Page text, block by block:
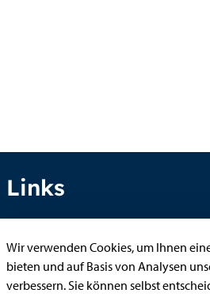
Links
Anhörung online
Aufenthaltserlaubnis
Wir verwenden Cookies, um Ihnen
bieten und auf Basis von Analysen
verbessern. Sie können selbst